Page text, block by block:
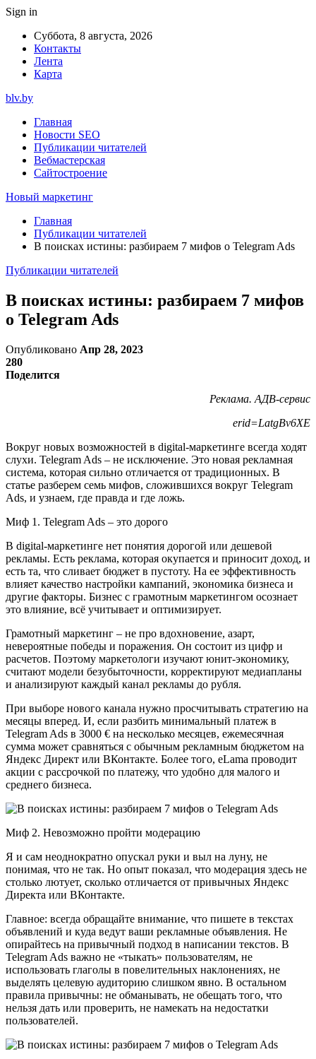
Sign in
Суббота, 8 августа, 2026
Контакты
Лента
Карта
blv.by
Главная
Новости SEO
Публикации читателей
Вебмастерская
Сайтостроение
Новый маркетинг
Главная
Публикации читателей
В поисках истины: разбираем 7 мифов о Telegram Ads
Публикации читателей
В поисках истины: разбираем 7 мифов
о Telegram Ads
Опубликовано Апр 28, 2023
280
Поделится
Реклама. АДВ-сервис
erid=LatgBv6XE
Вокруг новых возможностей в digital-маркетинге всегда ходят
слухи. Telegram Ads – не исключение. Это новая рекламная
система, которая сильно отличается от традиционных. В
статье разберем семь мифов, сложившихся вокруг Telegram
Ads, и узнаем, где правда и где ложь.
Миф 1. Telegram Ads – это дорого
В digital-маркетинге нет понятия дорогой или дешевой
рекламы. Есть реклама, которая окупается и приносит доход, и
есть та, что сливает бюджет в пустоту. На ее эффективность
влияет качество настройки кампаний, экономика бизнеса и
другие факторы. Бизнес с грамотным маркетингом осознает
это влияние, всё учитывает и оптимизирует.
Грамотный маркетинг – не про вдохновение, азарт,
невероятные победы и поражения. Он состоит из цифр и
расчетов. Поэтому маркетологи изучают юнит-экономику,
считают модели безубыточности, корректируют медиапланы
и анализируют каждый канал рекламы до рубля.
При выборе нового канала нужно просчитывать стратегию на
месяцы вперед. И, если разбить минимальный платеж в
Telegram Ads в 3000 € на несколько месяцев, ежемесячная
сумма может сравняться с обычным рекламным бюджетом на
Яндекс Директ или ВКонтакте. Более того, eLama проводит
акции с рассрочкой по платежу, что удобно для малого и
среднего бизнеса.
Миф 2. Невозможно пройти модерацию
Я и сам неоднократно опускал руки и выл на луну, не
понимая, что не так. Но опыт показал, что модерация здесь не
столько лютует, сколько отличается от привычных Яндекс
Директа или ВКонтакте.
Главное: всегда обращайте внимание, что пишете в текстах
объявлений и куда ведут ваши рекламные объявления. Не
опирайтесь на привычный подход в написании текстов. В
Telegram Ads важно не «тыкать» пользователям, не
использовать глаголы в повелительных наклонениях, не
выделять целевую аудиторию слишком явно. В остальном
правила привычны: не обманывать, не обещать того, что
нельзя дать или проверить, не намекать на недостатки
пользователей.